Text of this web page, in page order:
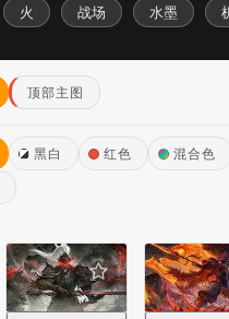
火 战场 水墨
顶部主图
黑白 红色
混合色